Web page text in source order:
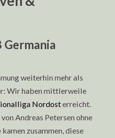
Germania
weiterhin mehr als
Wir haben mittlerweile
Nordosterreicht.
Andreas Petersen ohne
zusammen, diese